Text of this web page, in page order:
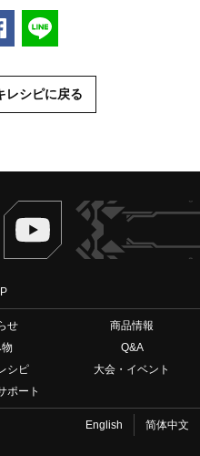
するFacebookでシェアする
レシピに戻る
ヴァンガードch
せ
商品情報
Q&A
シピ
大会・イベント
ポート
English 简体中文